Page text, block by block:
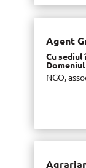
Agent
Cu sediul
NGO,